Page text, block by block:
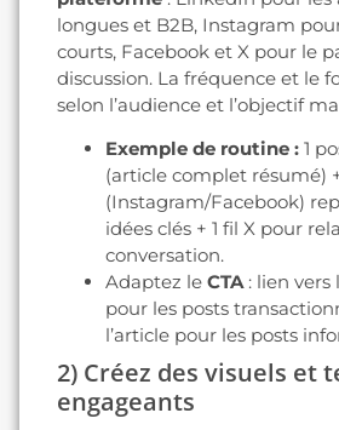
longues et B2B, Instagram
courts, Facebook et X pour le
discussion. La fréquence et le
selon l’audience et l’objectif
Exemple de routine : 1
(article complet résumé)
(Instagram/Facebook)
idées clés + 1 fil X pour
conversation.
Adaptez le CTA: lien vers
pour les posts
l’article pour les posts
2) Créez des visuels et
engageants